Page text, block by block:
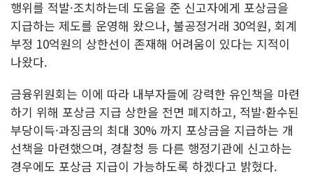
행위를 적발·조치하는데 도움을 준 신고자에게 포상금을
지급하는 제도를 운영해 왔으나, 불공정거래 30억원, 회계
부정 10억원의 상한선이 존재해 어려움이 있다는 지적이
나왔다.
금융위원회는 이에 따라 내부자들에 강력한 유인책을 마련
하기 위해 포상금 지급 상한을 전면 폐지하고, 적발·환수된
부당이득·과징금의 최대 30% 까지 포상금을 지급하는 개
선책을 마련했으며, 경찰청 등 다른 행정기관에 신고하는
경우에도 포상금 지급이 가능하도록 하겠다고 밝혔다.